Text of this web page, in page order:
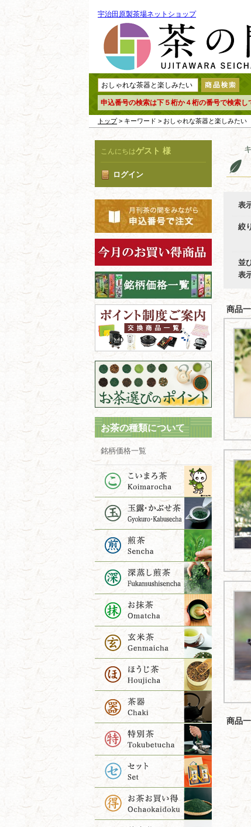
宇治田原製茶場ネットショップ
申込番号の検索は下５桁か４桁の番号で検索し
トップ> キーワード > おしゃれな茶器と楽しみたい
こんにちはゲスト 様
ログイン
お茶の種類について
銘柄価格一覧
表
絞
並
表
商品
商品